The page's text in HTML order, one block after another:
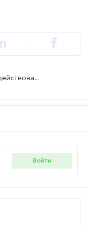
Усложненные роды работницы: как действовать работодателю
войти